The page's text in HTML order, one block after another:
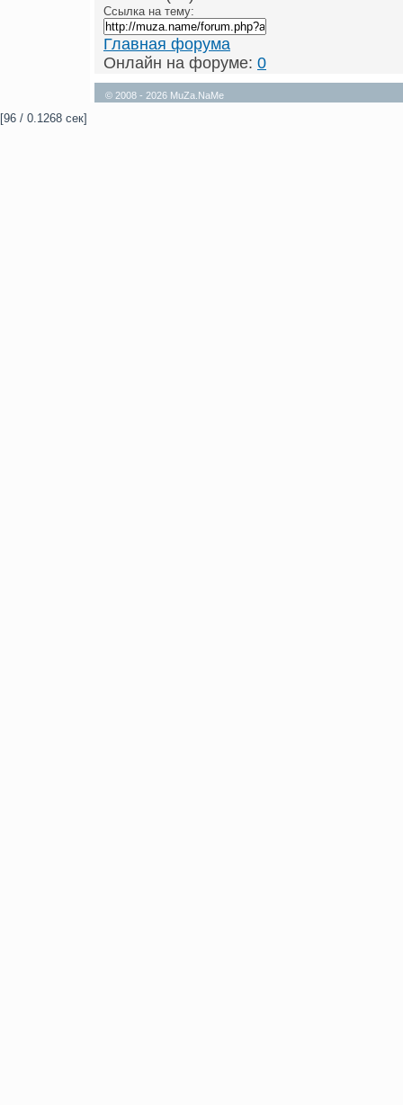
Ссылка на тему:
Главная форума
Онлайн на форуме: 0
© 2008 - 2026 MuZa.NaMe
[96 / 0.1268 сек]